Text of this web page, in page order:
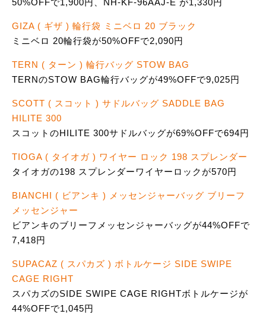
GIZA ( ギザ ) 輪行袋 ミニベロ 20 ブラック
ミニベロ 20輪行袋が50%OFFで2,090円
TERN ( ターン ) 輪行バッグ STOW BAG
TERNのSTOW BAG輪行バッグが49%OFFで9,025円
SCOTT ( スコット ) サドルバッグ SADDLE BAG
HILITE 300
スコットのHILITE 300サドルバッグが69%OFFで694円
TIOGA ( タイオガ ) ワイヤー ロック 198 スプレンダー
タイオガの198 スプレンダーワイヤーロックが570円
BIANCHI ( ビアンキ ) メッセンジャーバッグ ブリーフ
メッセンジャー
ビアンキのブリーフメッセンジャーバッグが44%OFFで
7,418円
SUPACAZ ( スパカズ ) ボトルケージ SIDE SWIPE
CAGE RIGHT
スパカズのSIDE SWIPE CAGE RIGHTボトルケージが
44%OFFで1,045円